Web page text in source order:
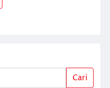
Cari